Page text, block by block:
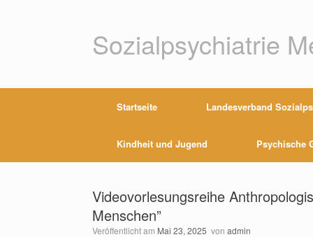
Sozialpsychiatrie
Startseite Landesverband
Kindheit und Jugend Psychische
Videovorlesungsreihe
Menschen”
Veröffentlicht am Mai 23, 2025 von admin